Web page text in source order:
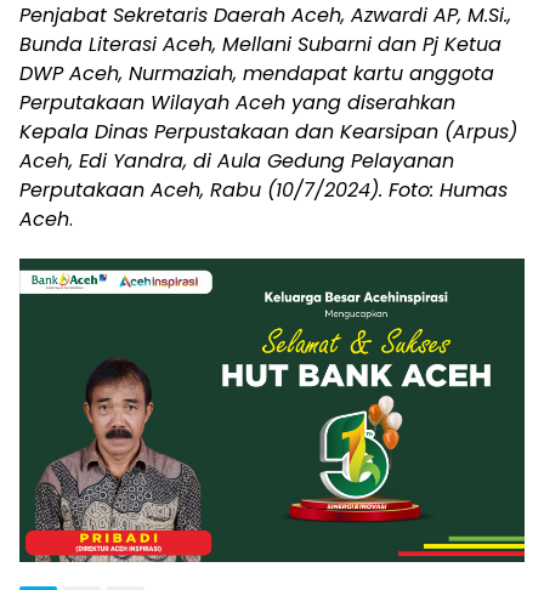
Penjabat Sekretaris Daerah Aceh, Azwardi AP, M.Si.,
Bunda Literasi Aceh, Mellani Subarni dan Pj Ketua
DWP Aceh, Nurmaziah, mendapat kartu anggota
Perputakaan Wilayah Aceh yang diserahkan
Kepala Dinas Perpustakaan dan Kearsipan (Arpus)
Aceh, Edi Yandra, di Aula Gedung Pelayanan
Perputakaan Aceh, Rabu (10/7/2024). Foto: Humas
Aceh.